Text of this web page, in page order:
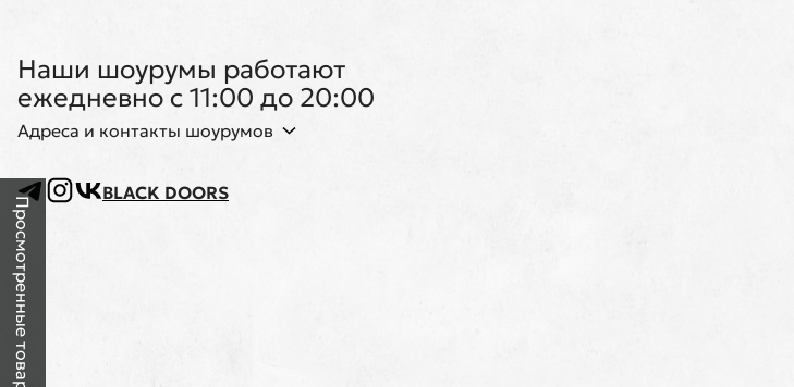
Наши шоурумы работают
ежедневно с 11:00 до 20:00
Адреса и контакты шоурумов
BLACK DOORS
Просмотренные товары